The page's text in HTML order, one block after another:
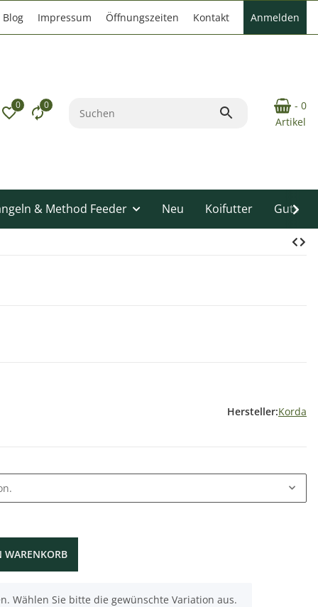
Blog Impressum Öffnungszeiten Kontakt Anmelden
0 0
- 0
Artikel
& Method Feeder Neu Koifutter
Hersteller:Korda
WARENKORB
Wählen Sie bitte die gewünschte Variation aus.